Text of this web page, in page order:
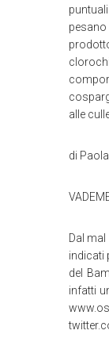
pesano
alle
di
Dal
indicati
del
infatti